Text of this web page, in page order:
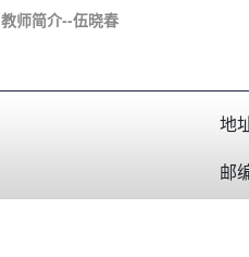
教师简介--伍晓春
地
邮